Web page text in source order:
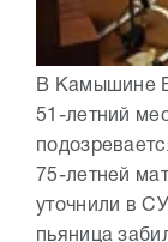
В Камышине
51-летний
75-летней
уточнили в
пьяница